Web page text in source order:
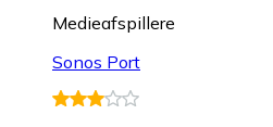
Medieafspillere
Sonos Port